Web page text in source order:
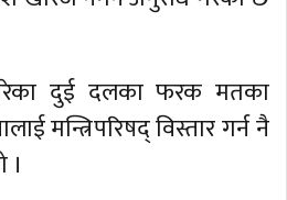
दुई दलका फरक मतका
मन्त्रिपरिषद् विस्तार गर्न नै
।